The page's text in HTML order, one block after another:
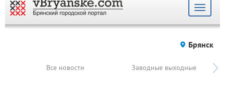
Toggle
Брянск
Все новости Заводные выходные